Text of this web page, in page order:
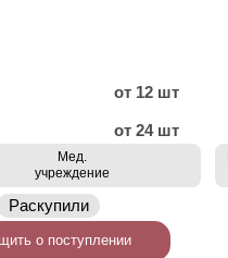
от 12 шт
от 24 шт
Мед.
учреждение
Раскупили
о поступлении